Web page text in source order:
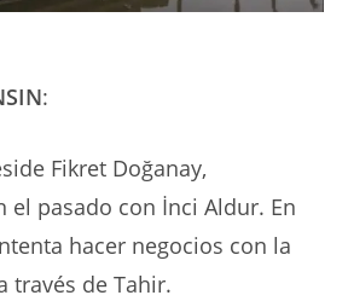
:
Fikret Doğanay,
el pasado con İnci Aldur. En
hacer negocios con la
través de Tahir.